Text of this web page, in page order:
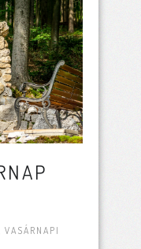
VASÁRNAPI